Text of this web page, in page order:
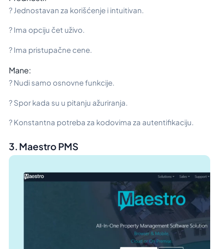
? Jednostavan za korišćenje i intuitivan.
? Ima opciju čet uživo.
? Ima pristupačne cene.
Mane:
? Nudi samo osnovne funkcije.
? Spor kada su u pitanju ažuriranja.
? Konstantna potreba za kodovima za autentifikaciju.
3. Maestro PMS